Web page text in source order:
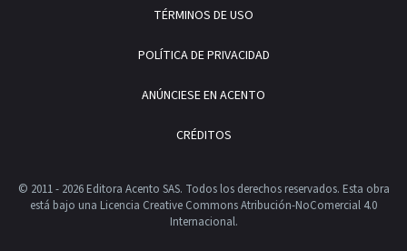
TÉRMINOS DE USO
POLÍTICA DE PRIVACIDAD
ANÚNCIESE EN ACENTO
CRÉDITOS
© 2011 - 2026 Editora Acento SAS. Todos los derechos reservados. Esta obra
está bajo una Licencia Creative Commons Atribución-NoComercial 4.0
Internacional.